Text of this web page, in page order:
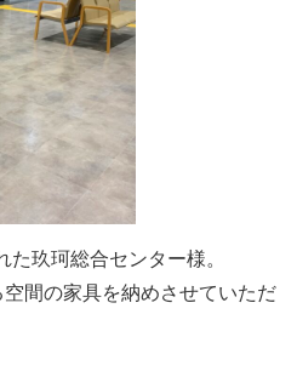
玖珂総合センター様。
間の家具を納めさせていただ